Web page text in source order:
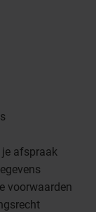
afspraak
voorwaarden